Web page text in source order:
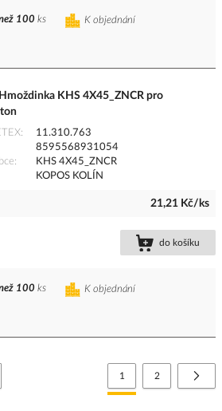
K objednání
100 ks
KHS 4X45_ZNCR pro
11.310.763
8595568931054
KHS 4X45_ZNCR
KOPOS KOLÍN
21,21 Kč/ks
do košíku
K objednání
100 ks
Stránka
Právě si prohlížíte
1 Stránka
2